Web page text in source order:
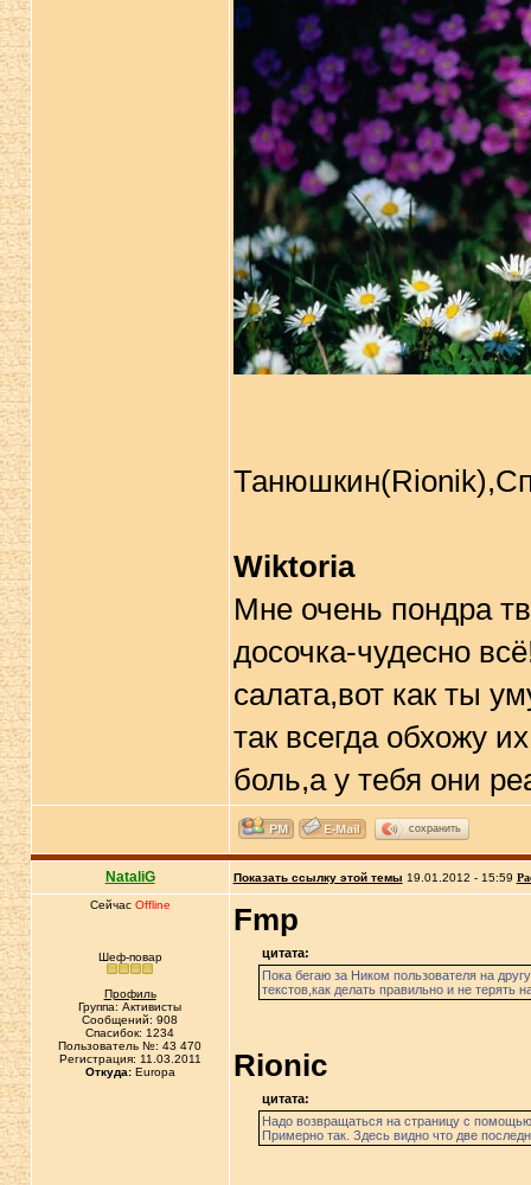
Wiktoria
Мне очень пондра
досочка-чудесно
салата,вот как ты
так всегда обхожу
боль,а у тебя они
сохранить
NataliG Показать ссылку этой темы 19.01.2012 - 15:59
Сейчас Offline
Шеф-повар
Профиль
Группа: Активисты
Сообщений: 908
Спасибок: 1234
Пользователь №: 43 470
Регистрация: 11.03.2011
Откуда:Europa
Fmp
цитата:
Пока бегаю за Ником пользователя на
текстов,как делать правильно и не терять
Rionic
цитата:
Надо возвращаться на страницу с
Примерно так. Здесь видно что две